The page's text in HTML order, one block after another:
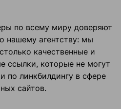
по всему миру доверяют
нашему агентству: мы
качественные и
ссылки, которые не могут
по линкбилдингу в сфере
сайтов.